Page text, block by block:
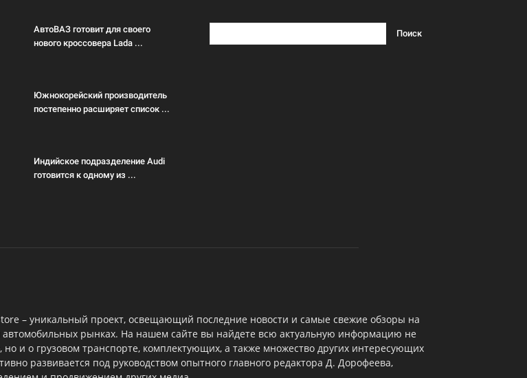
АвтоВАЗ готовит для своего
нового кроссовера Lada ...
Южнокорейский производитель
постепенно расширяет список ...
Индийское подразделение Audi
готовится к одному из ...
– уникальный проект, освещающий последние новости и самые свежие обзоры на
рынках. На нашем сайте вы найдете всю актуальную информацию не
но и о грузовом транспорте, комплектующих, а также множество других интересующих
развивается под руководством опытного главного редактора Д. Дорофеева,